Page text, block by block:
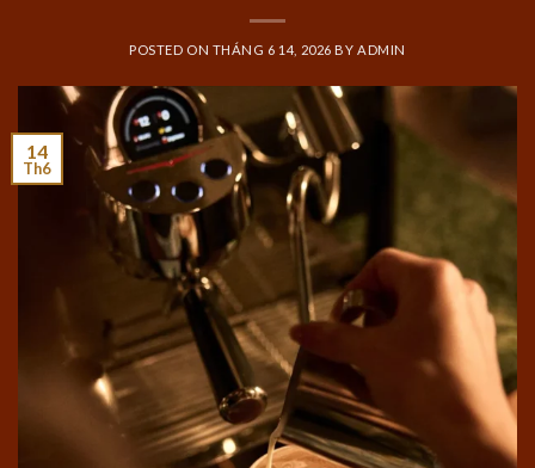
POSTED ON THÁNG 6 14, 2026 BY ADMIN
14
Th6